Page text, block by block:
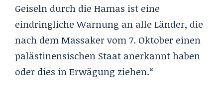
Geiseln durch die Hamas ist eine
eindringliche Warnung an alle Länder, die
nach dem Massaker vom 7. Oktober einen
palästinensischen Staat anerkannt haben
oder dies in Erwägung ziehen.“